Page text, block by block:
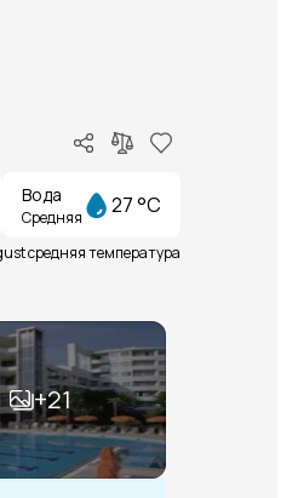
Вода
Средняя 27 °C
средняя температура
+21